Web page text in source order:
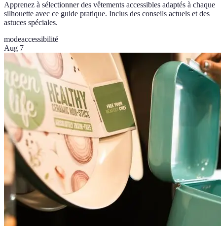
Apprenez à sélectionner des vêtements accessibles adaptés à chaque
silhouette avec ce guide pratique. Inclus des conseils actuels et des
astuces spéciales.
modeaccessibilité
Aug 7